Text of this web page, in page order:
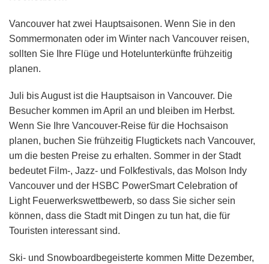
Vancouver hat zwei Hauptsaisonen. Wenn Sie in den
Sommermonaten oder im Winter nach Vancouver reisen,
sollten Sie Ihre Flüge und Hotelunterkünfte frühzeitig
planen.
Juli bis August ist die Hauptsaison in Vancouver. Die
Besucher kommen im April an und bleiben im Herbst.
Wenn Sie Ihre Vancouver-Reise für die Hochsaison
planen, buchen Sie frühzeitig Flugtickets nach Vancouver,
um die besten Preise zu erhalten. Sommer in der Stadt
bedeutet Film-, Jazz- und Folkfestivals, das Molson Indy
Vancouver und der HSBC PowerSmart Celebration of
Light Feuerwerkswettbewerb, so dass Sie sicher sein
können, dass die Stadt mit Dingen zu tun hat, die für
Touristen interessant sind.
Ski- und Snowboardbegeisterte kommen Mitte Dezember,